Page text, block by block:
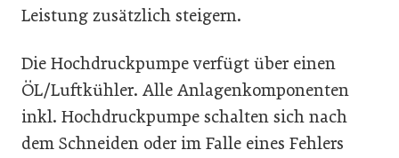
Leistung zusätzlich steigern.
Die Hochdruckpumpe verfügt über einen
ÖL/Luftkühler. Alle Anlagenkomponenten
inkl. Hochdruckpumpe schalten sich nach
dem Schneiden oder im Falle eines Fehlers